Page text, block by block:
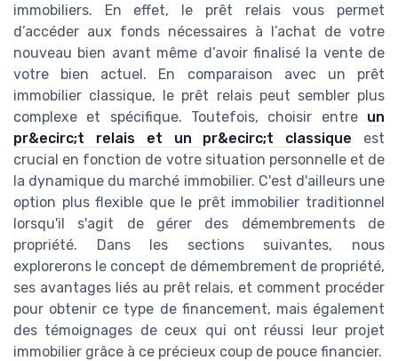
immobiliers. En effet, le prêt relais vous permet
d’accéder aux fonds nécessaires à l’achat de votre
nouveau bien avant même d’avoir finalisé la vente de
votre bien actuel. En comparaison avec un prêt
immobilier classique, le prêt relais peut sembler plus
complexe et spécifique. Toutefois, choisir entre un
pr&ecirc;t relais et un pr&ecirc;t classique est
crucial en fonction de votre situation personnelle et de
la dynamique du marché immobilier. C'est d'ailleurs une
option plus flexible que le prêt immobilier traditionnel
lorsqu'il s'agit de gérer des démembrements de
propriété. Dans les sections suivantes, nous
explorerons le concept de démembrement de propriété,
ses avantages liés au prêt relais, et comment procéder
pour obtenir ce type de financement, mais également
des témoignages de ceux qui ont réussi leur projet
immobilier grâce à ce précieux coup de pouce financier.